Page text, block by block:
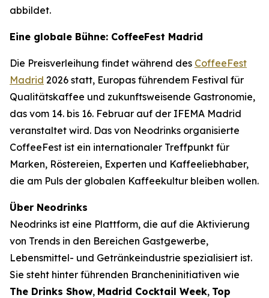
abbildet.
Eine globale Bühne: CoffeeFest Madrid
Die Preisverleihung findet während des CoffeeFest
Madrid 2026 statt, Europas führendem Festival für
Qualitätskaffee und zukunftsweisende Gastronomie,
das vom 14. bis 16. Februar auf der IFEMA Madrid
veranstaltet wird. Das von Neodrinks organisierte
CoffeeFest ist ein internationaler Treffpunkt für
Marken, Röstereien, Experten und Kaffeeliebhaber,
die am Puls der globalen Kaffeekultur bleiben wollen.
Über Neodrinks
Neodrinks ist eine Plattform, die auf die Aktivierung
von Trends in den Bereichen Gastgewerbe,
Lebensmittel- und Getränkeindustrie spezialisiert ist.
Sie steht hinter führenden Brancheninitiativen wie
The Drinks Show, Madrid Cocktail Week, Top